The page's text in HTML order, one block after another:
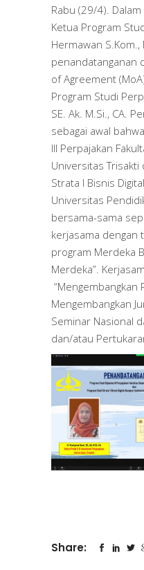
Rabu (29/4).
Ketua Program
Hermawan S.Kom.,
penandatanganan
of Agreement
Program Studi
SE. Ak. M.Si., CA.
sebagai awal
III Perpajakan
Universitas Trisakti
Strata I Bisnis
Universitas
bersama-sama
kerjasama dengan
program Merdeka
Merdeka”.
“Mengembangkan
Mengembangkan
Seminar Nasional
dan/atau
Share: